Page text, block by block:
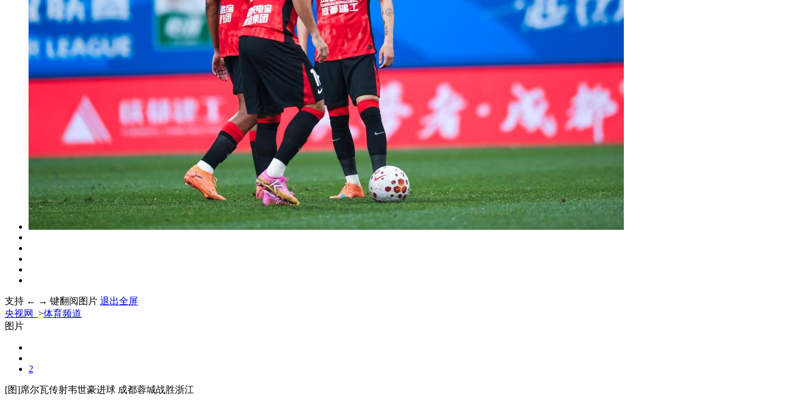
体育 直播 2026年世界杯 2026年冬奥会 CBA NBA 中超 综合体育 亚冬会
生活体育大会 体育江湖 文化体育 冰雪道路
财经 教育 生态环境 一带一路 央博 非遗 文化 旅游 乐龄 阅读 数智
大国智造 大国展会 大国保险 云顶对话 超级工厂 智敬中国
CCTV.节目官网 直播 节目单 栏目 片库 热播榜 总台企业白名单
支持 ← → 键翻阅图片 退出全屏
央视网 >体育频道
图片
2
[图]席尔瓦传射韦世豪进球 成都蓉城战胜浙江